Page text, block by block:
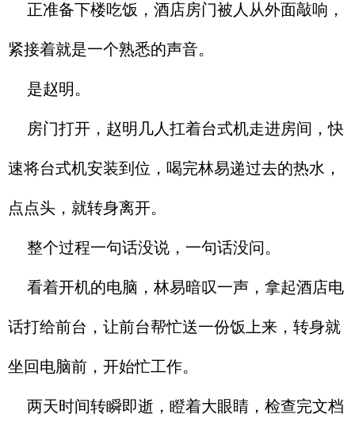
正准备下楼吃饭，酒店房门被人从外面敲响，
紧接着就是一个熟悉的声音。
是赵明。
房门打开，赵明几人扛着台式机走进房间，快
速将台式机安装到位，喝完林易递过去的热水，
点点头，就转身离开。
整个过程一句话没说，一句话没问。
看着开机的电脑，林易暗叹一声，拿起酒店电
话打给前台，让前台帮忙送一份饭上来，转身就
坐回电脑前，开始忙工作。
两天时间转瞬即逝，瞪着大眼睛，检查完文档